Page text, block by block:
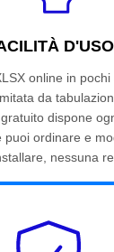
D'USO
online in
da
dispone
puoi ordinare e
nessuna